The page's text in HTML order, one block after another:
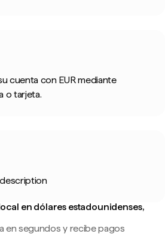
cuenta con EUR mediante
o tarjeta.
en dólares estadounidenses,
en segundos y recibe pagos